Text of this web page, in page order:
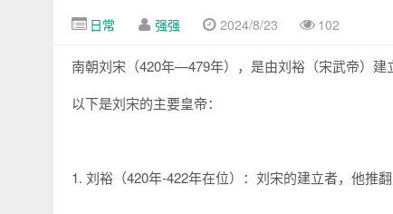
日常 强强 2024/8/23 102
南朝刘宋（420年—479年），是由刘裕（宋武帝）建
以下是刘宋的主要皇帝：
1. 刘裕（420年-422年在位）：刘宋的建立者，他推翻